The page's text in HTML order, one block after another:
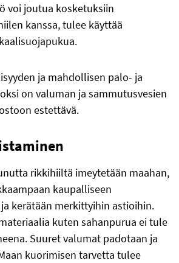
voi joutua kosketuksiin
kanssa, tulee käyttää
ja mahdollisen palo- ja
on valuman ja sammutusvesien
estettävä.
rikkihiiltä imeytetään maahan,
kaupalliseen
kerätään merkittyihin astioihin.
kuten sahanpurua ei tule
Suuret valumat padotaan ja
kuorimisen tarvetta tulee